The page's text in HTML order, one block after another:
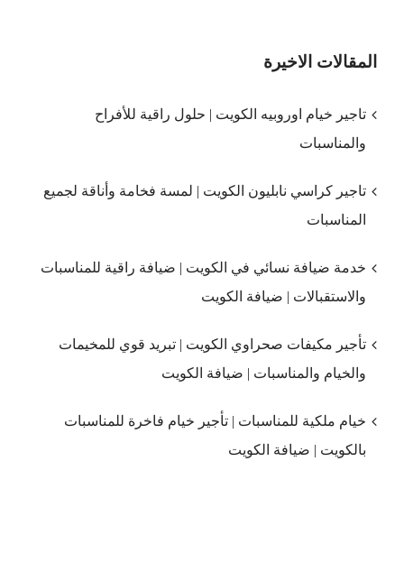
المقالات الاخيرة
تاجير خيام اوروبيه الكويت | حلول راقية للأفراح
والمناسبات
تاجير كراسي نابليون الكويت | لمسة فخامة وأناقة لجميع
المناسبات
خدمة ضيافة نسائي في الكويت | ضيافة راقية للمناسبات
والاستقبالات | ضيافة الكويت
تأجير مكيفات صحراوي الكويت | تبريد قوي للمخيمات
والخيام والمناسبات | ضيافة الكويت
خيام ملكية للمناسبات | تأجير خيام فاخرة للمناسبات
بالكويت | ضيافة الكويت